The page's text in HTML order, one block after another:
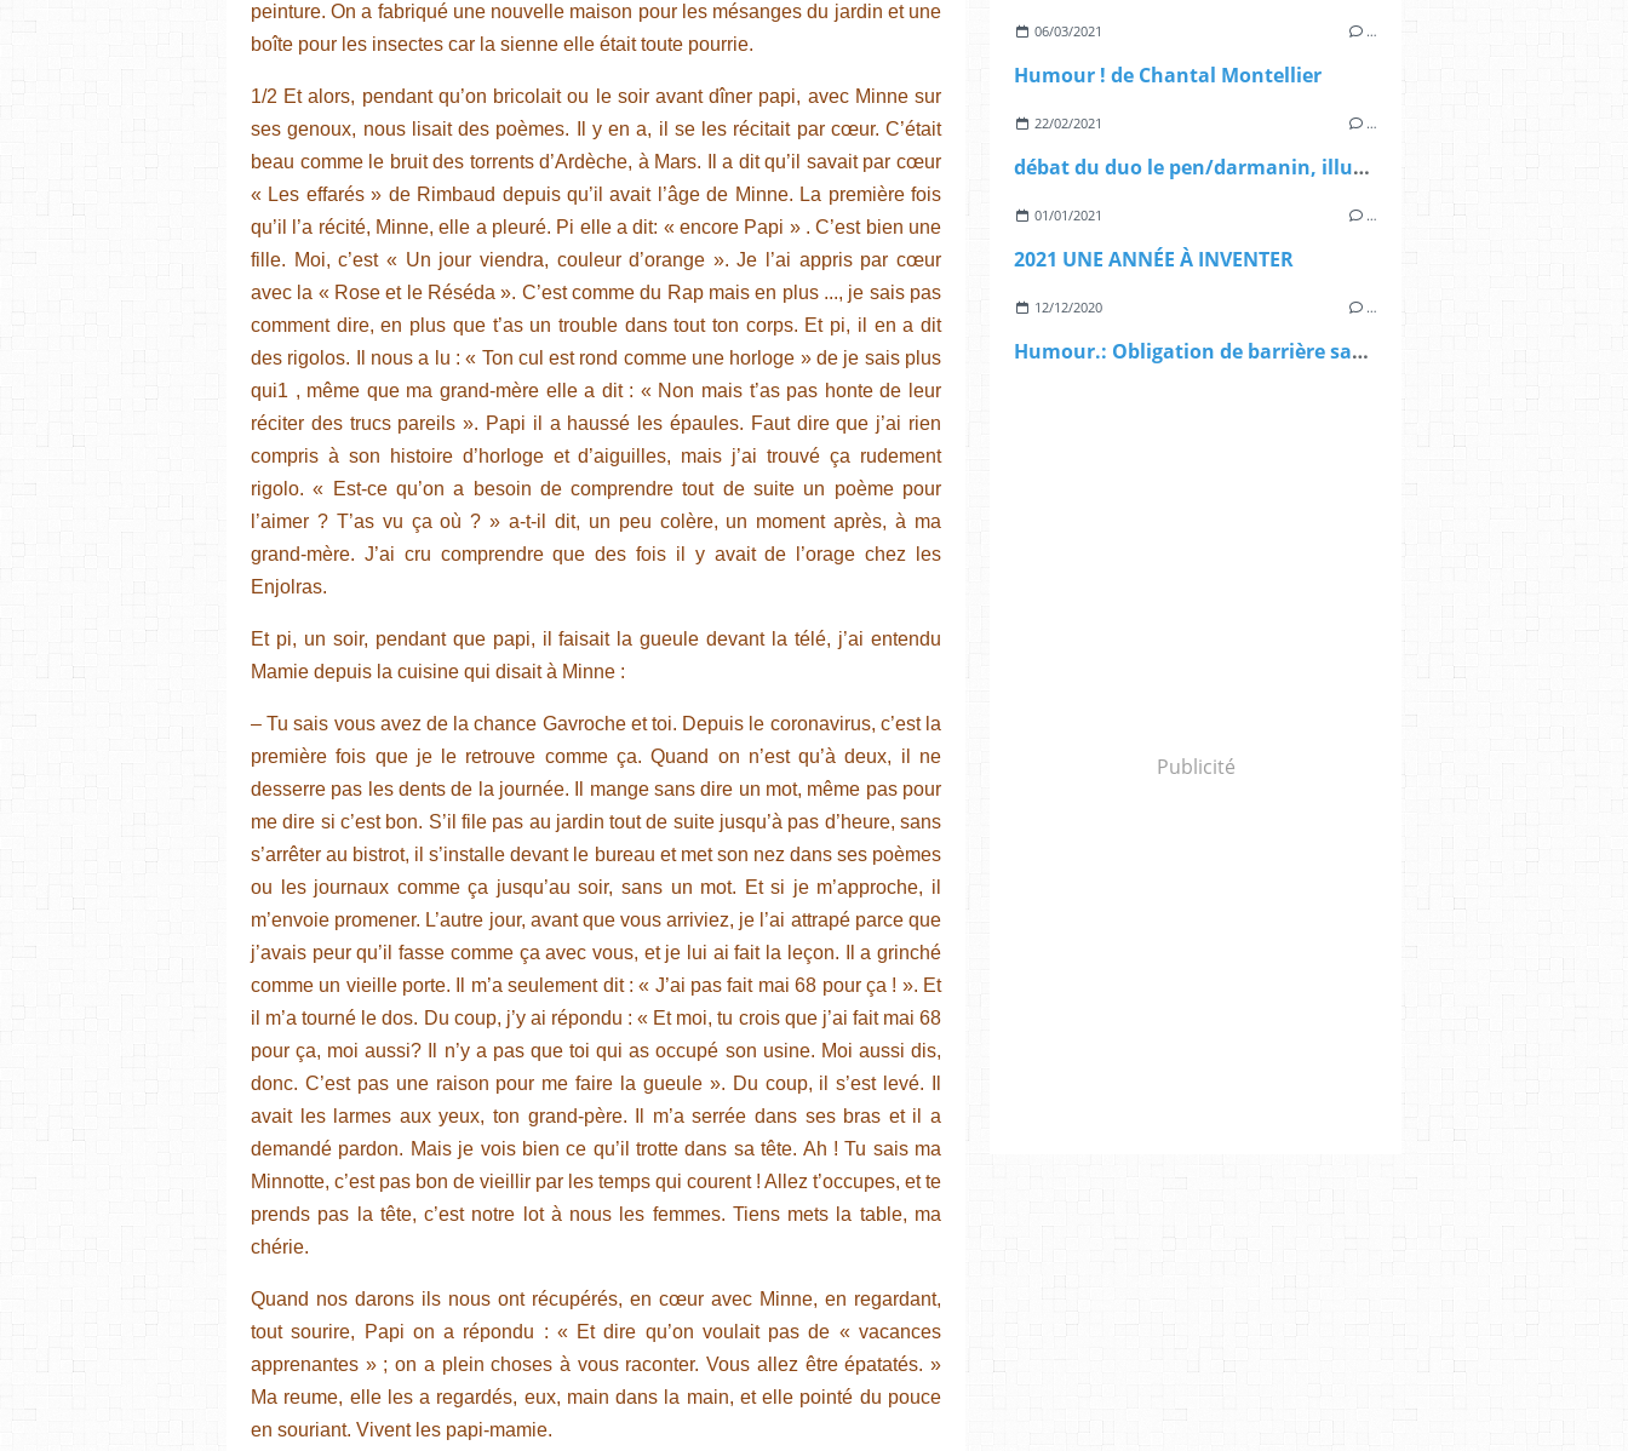
peinture. On a fabriqué une nouvelle maison pour les mésanges du jardin et une
boîte pour les insectes car la sienne elle était toute pourrie.
1/2 Et alors, pendant qu’on bricolait ou le soir avant dîner papi, avec Minne sur
ses genoux, nous lisait des poèmes. Il y en a, il se les récitait par cœur. C’était
beau comme le bruit des torrents d’Ardèche, à Mars. Il a dit qu’il savait par cœur
« Les effarés » de Rimbaud depuis qu’il avait l’âge de Minne. La première fois
qu’il l’a récité, Minne, elle a pleuré. Pi elle a dit: « encore Papi » . C’est bien une
fille. Moi, c’est « Un jour viendra, couleur d’orange ». Je l’ai appris par cœur
avec la « Rose et le Réséda ». C’est comme du Rap mais en plus ..., je sais pas
comment dire, en plus que t’as un trouble dans tout ton corps. Et pi, il en a dit
des rigolos. Il nous a lu : « Ton cul est rond comme une horloge » de je sais plus
qui1 , même que ma grand-mère elle a dit : « Non mais t’as pas honte de leur
réciter des trucs pareils ». Papi il a haussé les épaules. Faut dire que j’ai rien
compris à son histoire d’horloge et d’aiguilles, mais j’ai trouvé ça rudement
rigolo. « Est-ce qu’on a besoin de comprendre tout de suite un poème pour
l’aimer ? T’as vu ça où ? » a-t-il dit, un peu colère, un moment après, à ma
grand-mère. J’ai cru comprendre que des fois il y avait de l’orage chez les
Enjolras.
Et pi, un soir, pendant que papi, il faisait la gueule devant la télé, j’ai entendu
Mamie depuis la cuisine qui disait à Minne :
– Tu sais vous avez de la chance Gavroche et toi. Depuis le coronavirus, c’est la
première fois que je le retrouve comme ça. Quand on n’est qu’à deux, il ne
desserre pas les dents de la journée. Il mange sans dire un mot, même pas pour
me dire si c’est bon. S’il file pas au jardin tout de suite jusqu’à pas d’heure, sans
s’arrêter au bistrot, il s’installe devant le bureau et met son nez dans ses poèmes
ou les journaux comme ça jusqu’au soir, sans un mot. Et si je m’approche, il
m’envoie promener. L’autre jour, avant que vous arriviez, je l’ai attrapé parce que
j’avais peur qu’il fasse comme ça avec vous, et je lui ai fait la leçon. Il a grinché
comme un vieille porte. Il m’a seulement dit : « J’ai pas fait mai 68 pour ça ! ». Et
il m’a tourné le dos. Du coup, j’y ai répondu : « Et moi, tu crois que j’ai fait mai 68
pour ça, moi aussi? Il n’y a pas que toi qui as occupé son usine. Moi aussi dis,
donc. C’est pas une raison pour me faire la gueule ». Du coup, il s’est levé. Il
avait les larmes aux yeux, ton grand-père. Il m’a serrée dans ses bras et il a
demandé pardon. Mais je vois bien ce qu’il trotte dans sa tête. Ah ! Tu sais ma
Minnotte, c’est pas bon de vieillir par les temps qui courent ! Allez t’occupes, et te
prends pas la tête, c’est notre lot à nous les femmes. Tiens mets la table, ma
chérie.
Quand nos darons ils nous ont récupérés, en cœur avec Minne, en regardant,
tout sourire, Papi on a répondu : « Et dire qu’on voulait pas de « vacances
apprenantes » ; on a plein choses à vous raconter. Vous allez être épatatés. »
Ma reume, elle les a regardés, eux, main dans la main, et elle pointé du pouce
en souriant. Vivent les papi-mamie.
06/03/2021 …
Humour ! de Chantal Montellier
22/02/2021 …
débat du duo le pen/darmanin, illustré par Chantal Montellier
01/01/2021 …
2021 UNE ANNÉE À INVENTER
12/12/2020 …
Humour.: Obligation de barrière sanitaire pour Noël
Publicité